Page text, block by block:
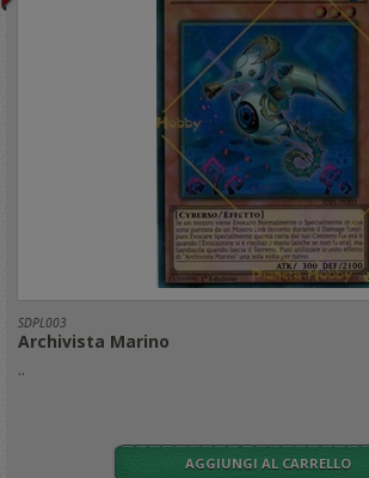
SDPL003
Archivista Marino
..
AGGIUNGI AL CARRELLO